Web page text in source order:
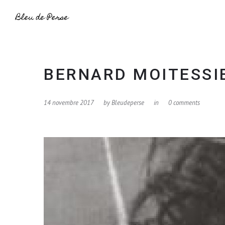
BERNARD
14 novembre 2017 byBleudeperse in 0 comments